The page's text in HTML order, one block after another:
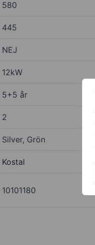
580
445
NEJ
12kW
5+5 år
2
Silver, Grön
Kostal
10101180